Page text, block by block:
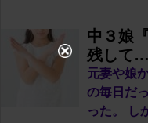
中３娘
残して…
元妻や娘
の毎日だ
った。 し